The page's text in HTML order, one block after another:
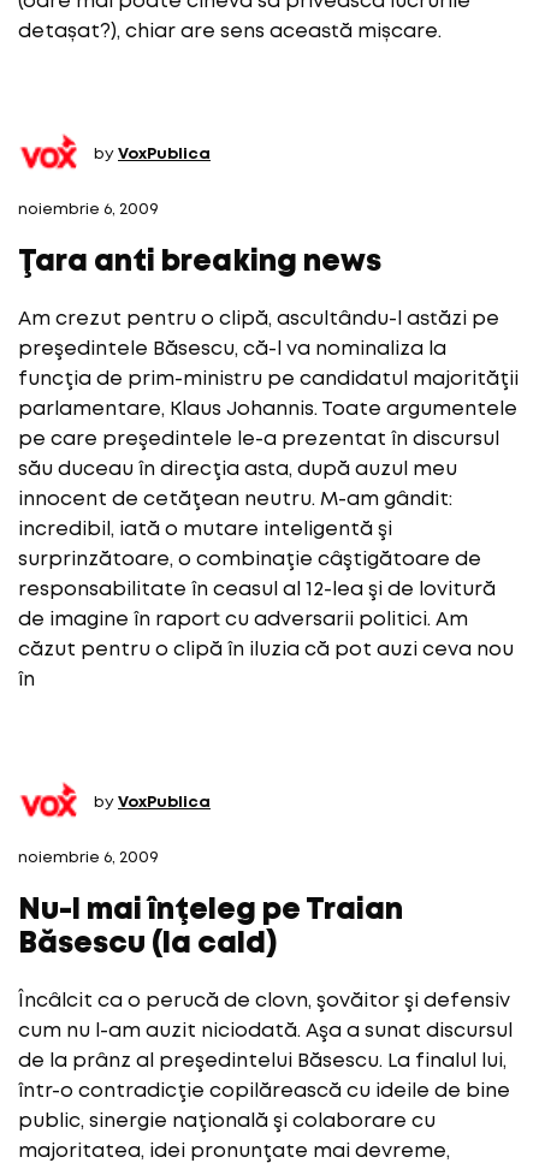
detașat?), chiar are sens această mișcare.
by VoxPublica
noiembrie 6, 2009
Ţara anti breaking news
Am crezut pentru o clipă, ascultându-l astăzi pe
preşedintele Băsescu, că-l va nominaliza la
funcţia de prim-ministru pe candidatul majorităţii
parlamentare, Klaus Johannis. Toate argumentele
pe care preşedintele le-a prezentat în discursul
său duceau în direcţia asta, după auzul meu
innocent de cetăţean neutru. M-am gândit:
incredibil, iată o mutare inteligentă şi
surprinzătoare, o combinaţie câştigătoare de
responsabilitate în ceasul al 12-lea şi de lovitură
de imagine în raport cu adversarii politici. Am
căzut pentru o clipă în iluzia că pot auzi ceva nou
în
by VoxPublica
noiembrie 6, 2009
Nu-l mai înţeleg pe Traian
Băsescu (la cald)
Încâlcit ca o perucă de clovn, şovăitor şi defensiv
cum nu l-am auzit niciodată. Aşa a sunat discursul
de la prânz al preşedintelui Băsescu. La finalul lui,
într-o contradicţie copilărească cu ideile de bine
public, sinergie naţională şi colaborare cu
majoritatea, idei pronunţate mai devreme,